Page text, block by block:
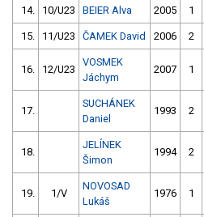
14. 10/U23 BEIER Alva 2005 1
15. 11/U23 ČAMEK David 2006 2
16. 12/U23
VOSMEK
Jáchym
2007 1
17.
SUCHÁNEK
Daniel
1993 2
18.
JELÍNEK
Šimon
1994 2
19. 1/V
NOVOSAD
Lukáš
1976 1